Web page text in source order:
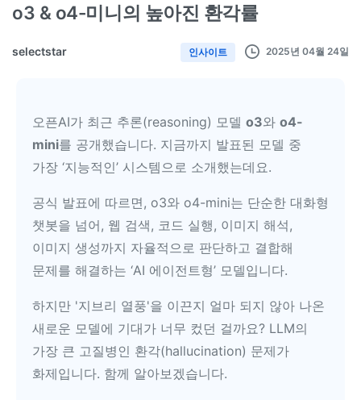
o3 & o4-미니의 높아진 환각률
selectstar 인사이트 2025년 04월 24일
오픈AI가 최근 추론(reasoning) 모델 o3와 o4-
mini를 공개했습니다. 지금까지 발표된 모델 중
가장 ‘지능적인’ 시스템으로 소개했는데요.
공식 발표에 따르면, o3와 o4-mini는 단순한 대화형
챗봇을 넘어, 웹 검색, 코드 실행, 이미지 해석,
이미지 생성까지 자율적으로 판단하고 결합해
문제를 해결하는 ‘AI 에이전트형’ 모델입니다.
하지만 '지브리 열풍'을 이끈지 얼마 되지 않아 나온
새로운 모델에 기대가 너무 컸던 걸까요? LLM의
가장 큰 고질병인 환각(hallucination) 문제가
화제입니다. 함께 알아보겠습니다.